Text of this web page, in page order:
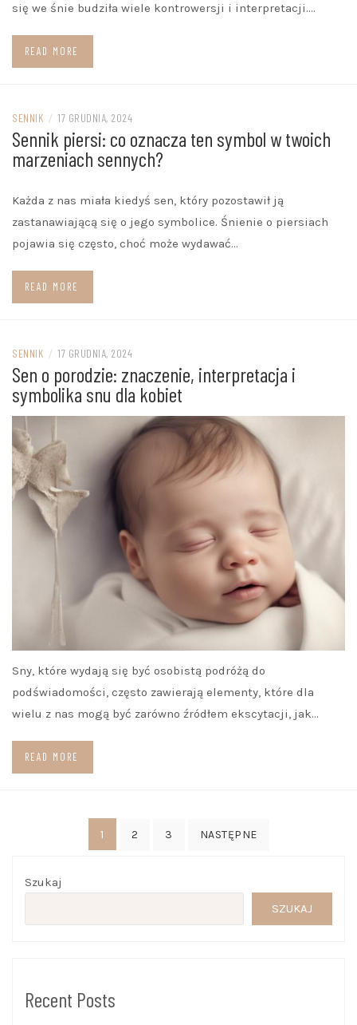
się we śnie budziła wiele kontrowersji i interpretacji.…
READ MORE
SENNIK / 17 GRUDNIA, 2024
Sennik piersi: co oznacza ten symbol w twoich
marzeniach sennych?
Każda z nas miała kiedyś sen, który pozostawił ją
zastanawiającą się o jego symbolice. Śnienie o piersiach
pojawia się często, choć może wydawać…
READ MORE
SENNIK / 17 GRUDNIA, 2024
Sen o porodzie: znaczenie, interpretacja i
symbolika snu dla kobiet
Sny, które wydają się być osobistą podróżą do
podświadomości, często zawierają elementy, które dla
wielu z nas mogą być zarówno źródłem ekscytacji, jak…
READ MORE
Stronicowanie 1 2 3 NASTĘPNE
Szukaj
SZUKAJ
Recent Posts